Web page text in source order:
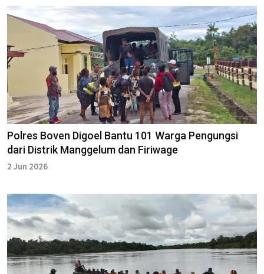
Polres Boven Digoel Bantu 101 Warga Pengungsi
dari Distrik Manggelum dan Firiwage
2 Jun 2026